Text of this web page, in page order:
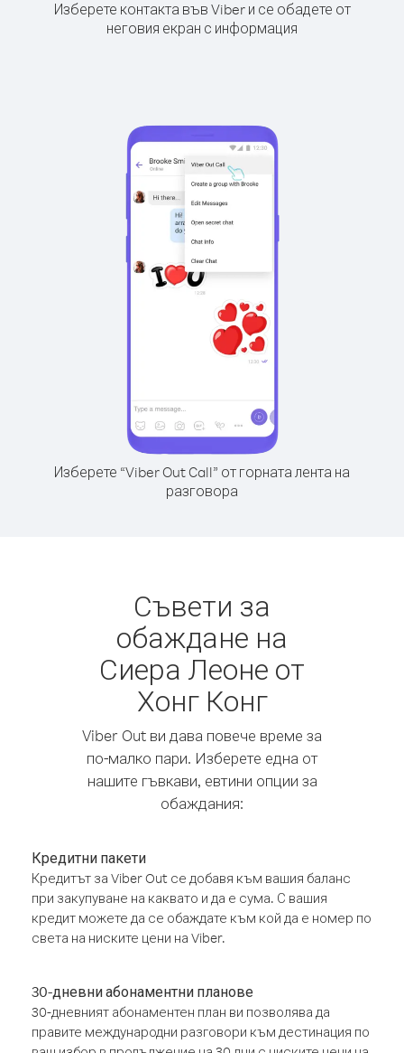
Изберете контакта във Viber и се обадете от
неговия екран с информация
Изберете “Viber Out Call” от горната лента на
разговора
Съвети за
обаждане на
Сиера Леоне от
Хонг Конг
Viber Out ви дава повече време за
по-малко пари. Изберете една от
нашите гъвкави, евтини опции за
обаждания:
Кредитни пакети
Кредитът за Viber Out се добавя към вашия баланс
при закупуване на каквато и да е сума. С вашия
кредит можете да се обаждате към кой да е номер по
света на ниските цени на Viber.
30-дневни абонаментни планове
30-дневният абонаментен план ви позволява да
правите международни разговори към дестинация по